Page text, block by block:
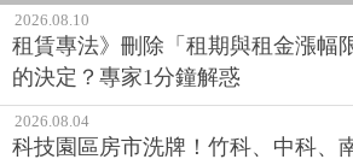
2026.08.10
租賃專法》刪除「租期與租金漲幅
的決定？專家1分鐘解惑
2026.08.04
科技園區房市洗牌！竹科、中科、